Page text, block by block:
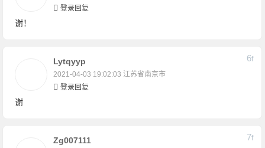
登录回复
谢！
Lytqyyp
2021-04-03 19:02:03 江苏省南京市
6F
登录回复
谢
Zg007111 7F